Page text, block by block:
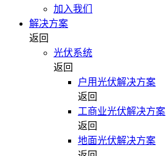
加入我们
解决方案
返回
光伏系统
返回
户用光伏解决方案
返回
工商业光伏解决方案
返回
地面光伏解决方案